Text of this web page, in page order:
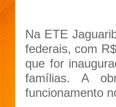
Na ETE
federais, com
que for
famílias. A
funcionamento